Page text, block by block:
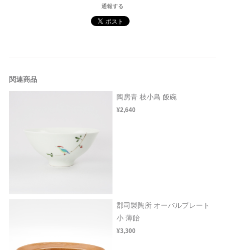
通報する
関連商品
陶房青 枝小鳥 飯碗
¥2,640
郡司製陶所 オーバルプレート
小 薄飴
¥3,300